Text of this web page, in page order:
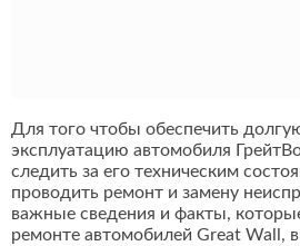
Для того чтобы обеспечить
эксплуатацию автомобиля
следить за его техническим
проводить ремонт и замену
важные сведения и факты,
ремонте автомобилей Great Wall,